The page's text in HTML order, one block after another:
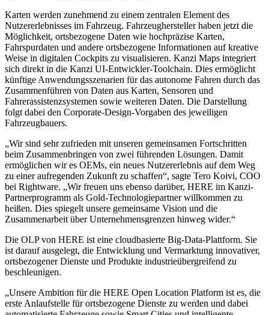
Karten werden zunehmend zu einem zentralen Element des
Nutzererlebnisses im Fahrzeug. Fahrzeughersteller haben jetzt die
Möglichkeit, ortsbezogene Daten wie hochpräzise Karten,
Fahrspurdaten und andere ortsbezogene Informationen auf kreative
Weise in digitalen Cockpits zu visualisieren. Kanzi Maps integriert
sich direkt in die Kanzi UI-Entwickler-Toolchain. Dies ermöglicht
künftige Anwendungsszenarien für das autonome Fahren durch das
Zusammenführen von Daten aus Karten, Sensoren und
Fahrerassistenzsystemen sowie weiteren Daten. Die Darstellung
folgt dabei den Corporate-Design-Vorgaben des jeweiligen
Fahrzeugbauers.
„Wir sind sehr zufrieden mit unseren gemeinsamen Fortschritten
beim Zusammenbringen von zwei führenden Lösungen. Damit
ermöglichen wir es OEMs, ein neues Nutzererlebnis auf dem Weg
zu einer aufregenden Zukunft zu schaffen“, sagte Tero Koivi, COO
bei Rightware. „Wir freuen uns ebenso darüber, HERE im Kanzi-
Partnerprogramm als Gold-Technologiepartner willkommen zu
heißen. Dies spiegelt unsere gemeinsame Vision und die
Zusammenarbeit über Unternehmensgrenzen hinweg wider.“
Die OLP von HERE ist eine cloudbasierte Big-Data-Plattform. Sie
ist darauf ausgelegt, die Entwicklung und Vermarktung innovativer,
ortsbezogener Dienste und Produkte industrieübergreifend zu
beschleunigen.
„Unsere Ambition für die HERE Open Location Platform ist es, die
erste Anlaufstelle für ortsbezogene Dienste zu werden und dabei